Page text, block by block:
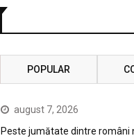
POPULAR
august 7, 2026
Peste jumătate dintre români